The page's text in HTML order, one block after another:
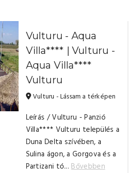
Vulturu - Aqua
Villa**** | Vulturu -
Aqua Villa****
Vulturu
Vulturu - Lássam a térképen
Leírás / Vulturu - Panzió
Villa**** Vulturu település a
Duna Delta szívében, a
Sulina ágon, a Gorgova és a
Partizani tó...Bővebben